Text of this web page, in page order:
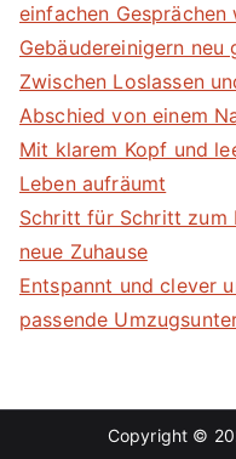
einfachen
Gebäudereinigern neu
Zwischen Loslassen
Abschied von einem
Mit klarem Kopf und
Leben aufräumt
Schritt für Schritt zum
neue Zuhause
Entspannt und clever
passende
Copyright ©